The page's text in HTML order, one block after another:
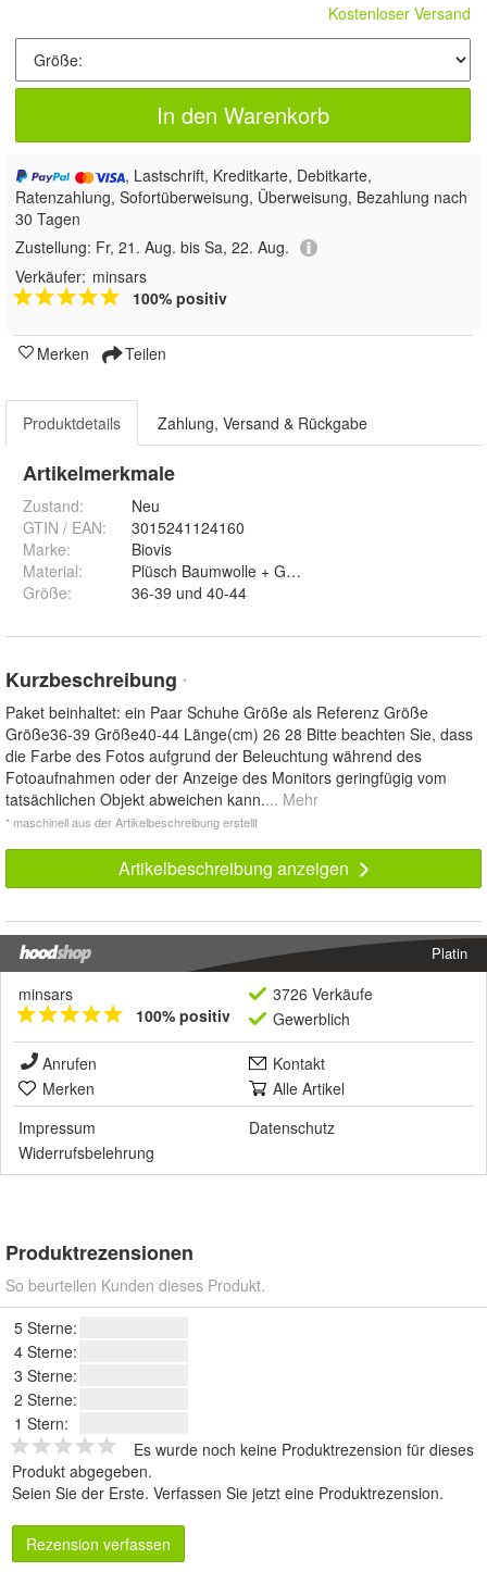
Kostenloser Versand
In den Warenkorb
, Lastschrift, Kreditkarte, Debitkarte,
Ratenzahlung, Sofortüberweisung, Überweisung, Bezahlung nach
30 Tagen
Zustellung: Fr, 21. Aug. bis Sa, 22. Aug.
Verkäufer: minsars
100% positiv
Merken Teilen
Produktdetails Zahlung, Versand & Rückgabe
Artikelmerkmale
Zustand:
Neu
GTIN / EAN:
3015241124160
Marke:
Biovis
Material:
Plüsch Baumwolle + Gummi
Größe: 36-39 und 40-44
Kurzbeschreibung *
Paket beinhaltet: ein Paar Schuhe Größe als Referenz Größe
Größe36-39 Größe40-44 Länge(cm) 26 28 Bitte beachten Sie, dass
die Farbe des Fotos aufgrund der Beleuchtung während des
Fotoaufnahmen oder der Anzeige des Monitors geringfügig vom
tatsächlichen Objekt abweichen kann.... Mehr
* maschinell aus der Artikelbeschreibung erstellt
Artikelbeschreibung anzeigen
Platin
minsars
100% positiv
3726 Verkäufe
Gewerblich
Anrufen
Kontakt
Merken
Alle Artikel
Impressum
Datenschutz
Widerrufsbelehrung
Produktrezensionen
So beurteilen Kunden dieses Produkt.
5 Sterne:
4 Sterne:
3 Sterne:
2 Sterne:
1 Stern:
Es wurde noch keine Produktrezension für dieses
Produkt abgegeben.
Seien Sie der Erste. Verfassen Sie jetzt eine Produktrezension.
Rezension verfassen